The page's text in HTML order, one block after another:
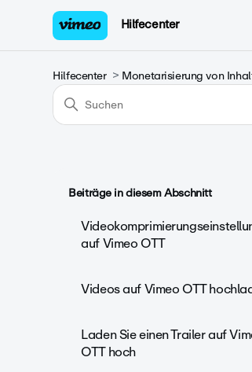
Hilfecenter
Hilfecenter Monetarisierung von
Beiträge in diesem Abschnitt
auf Vimeo OTT
Videos auf Vimeo OTT
Laden Sie einen Trailer auf
OTT hoch